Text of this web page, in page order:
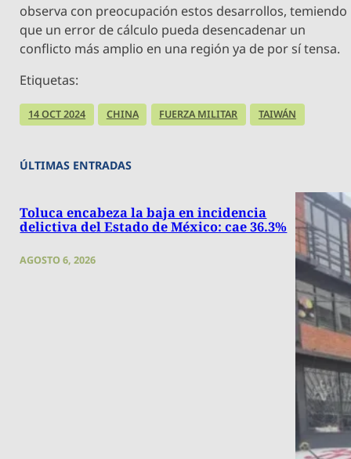
observa con preocupación estos desarrollos, temiendo
que un error de cálculo pueda desencadenar un
conflicto más amplio en una región ya de por sí tensa.
Etiquetas:
14 OCT 2024 CHINA FUERZA MILITAR TAIWÁN
ÚLTIMAS ENTRADAS
Toluca encabeza la baja en incidencia
delictiva del Estado de México: cae 36.3%
AGOSTO 6, 2026